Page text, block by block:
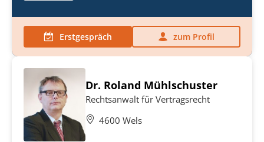
Erstgespräch zum Profil
Dr. Roland Mühlschuster
Rechtsanwalt für Vertragsrecht
4600 Wels